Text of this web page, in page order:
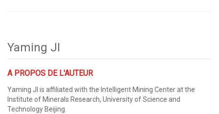
Yaming JI
A PROPOS DE L'AUTEUR
Yaming JI is affiliated with the Intelligent Mining Center at the
Institute of Minerals Research, University of Science and
Technology Beijing.